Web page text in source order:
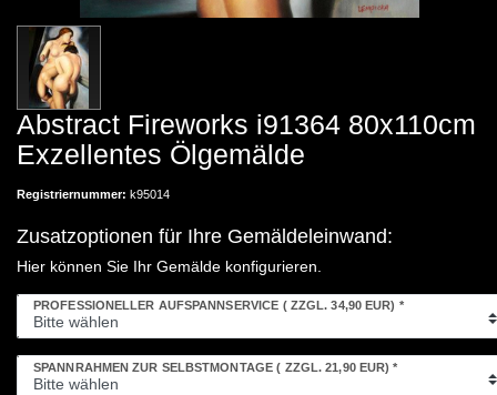
Abstract Fireworks i91364 80x110cm
Exzellentes Ölgemälde
Registriernummer: k95014
Zusatzoptionen für Ihre Gemäldeleinwand:
Hier können Sie Ihr Gemälde konfigurieren.
PROFESSIONELLER AUFSPANNSERVICE ( ZZGL. 34,90 EUR) *
SPANNRAHMEN ZUR SELBSTMONTAGE ( ZZGL. 21,90 EUR)*